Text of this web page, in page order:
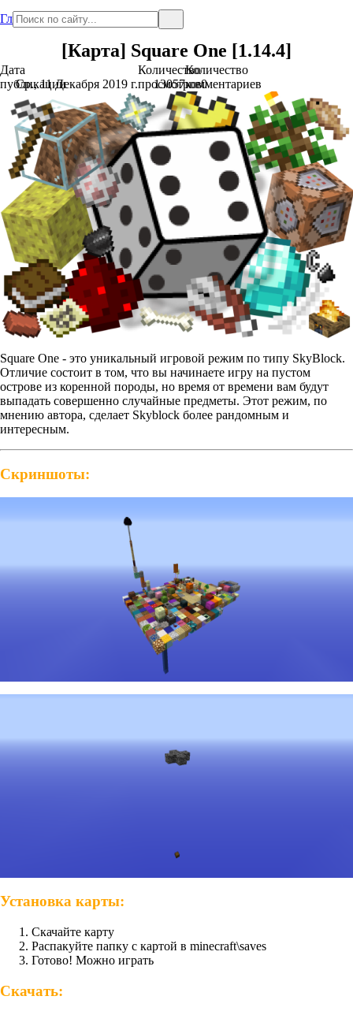
Главная
[Карта] Square One [1.14.4]
Дата
публикации
Ср., 11 Декабря 2019 г.
Количество
просмотров
13057
Количество
комментариев
0
Square One - это уникальный игровой режим по типу SkyBlock.
Отличие состоит в том, что вы начинаете игру на пустом
острове из коренной породы, но время от времени вам будут
выпадать совершенно случайные предметы. Этот режим, по
мнению автора, сделает Skyblock более рандомным и
интересным.
Скриншоты:
Установка карты:
Скачайте карту
Распакуйте папку с картой в minecraft\saves
Готово! Можно играть
Скачать: